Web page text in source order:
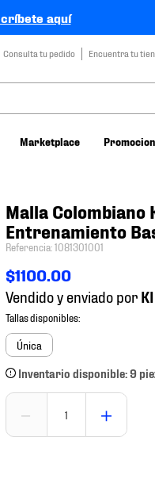
aquí
Consulta tu pedido Encuentra tu
Marketplace
Malla Colombiano
Entrenamiento
Referencia:1081301001
$1100.00
Vendido y enviado por
Única
Inventario disponible: 9
＋
－